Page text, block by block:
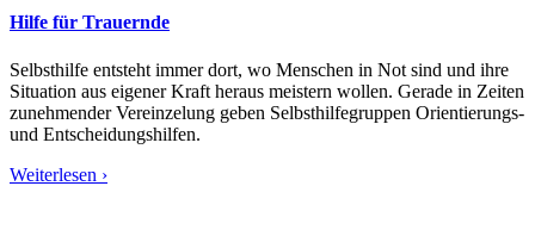
Hilfe für Trauernde
Selbsthilfe entsteht immer dort, wo Menschen in Not sind und ihre
Situation aus eigener Kraft heraus meistern wollen. Gerade in Zeiten
zunehmender Vereinzelung geben Selbsthilfegruppen Orientierungs-
und Entscheidungshilfen.
Weiterlesen ›